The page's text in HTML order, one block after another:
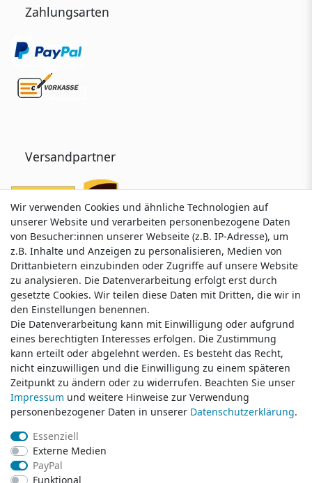
Zahlungsarten
Versandpartner
Service & Kontakt
Wünschen Sie einen Rückruf?
service@klamato.de
Schreiben Sie uns:
service@klamato.de
Durchschnittliche Bewertung von
Wir verwenden Cookies und ähnliche Technologien auf
unserer Website und verarbeiten personenbezogene Daten
von Besucher:innen unserer Webseite (z.B. IP-Adresse), um
z.B. Inhalte und Anzeigen zu personalisieren, Medien von
Drittanbietern einzubinden oder Zugriffe auf unsere Website
zu analysieren. Die Datenverarbeitung erfolgt erst durch
gesetzte Cookies. Wir teilen diese Daten mit Dritten, die wir in
den Einstellungen benennen.
Die Datenverarbeitung kann mit Einwilligung oder aufgrund
eines berechtigten Interesses erfolgen. Die Zustimmung
kann erteilt oder abgelehnt werden. Es besteht das Recht,
nicht einzuwilligen und die Einwilligung zu einem späteren
Zeitpunkt zu ändern oder zu widerrufen. Beachten Sie unser
Impressum und weitere Hinweise zur Verwendung
personenbezogener Daten in unserer Daten­schutz­erklärung.
Essenziell
Externe Medien
PayPal
Funktional
Wir verwenden Cookies und ähnliche Technologien auf
unserer Website und verarbeiten personenbezogene Daten
von Besucher:innen unserer Webseite (z.B. IP-Adresse), um
z.B. Inhalte und Anzeigen zu personalisieren, Medien von
Drittanbietern einzubinden oder Zugriffe auf unsere Website
zu analysieren. Die Datenverarbeitung erfolgt erst durch
gesetzte Cookies. Wir teilen diese Daten mit Dritten, die wir in
den Einstellungen benennen.
Die Datenverarbeitung kann mit Einwilligung oder aufgrund
eines berechtigten Interesses erfolgen. Die Zustimmung
kann erteilt oder abgelehnt werden. Es besteht das Recht,
nicht einzuwilligen und die Einwilligung zu einem späteren
Zeitpunkt zu ändern oder zu widerrufen. Beachten Sie unser
Impressum und weitere Hinweise zur Verwendung
personenbezogener Daten in unserer Daten­schutz­erklärung.
Essenziell
Externe Medien
PayPal
Funktional